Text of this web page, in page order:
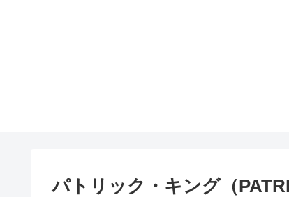
パトリック・キング（